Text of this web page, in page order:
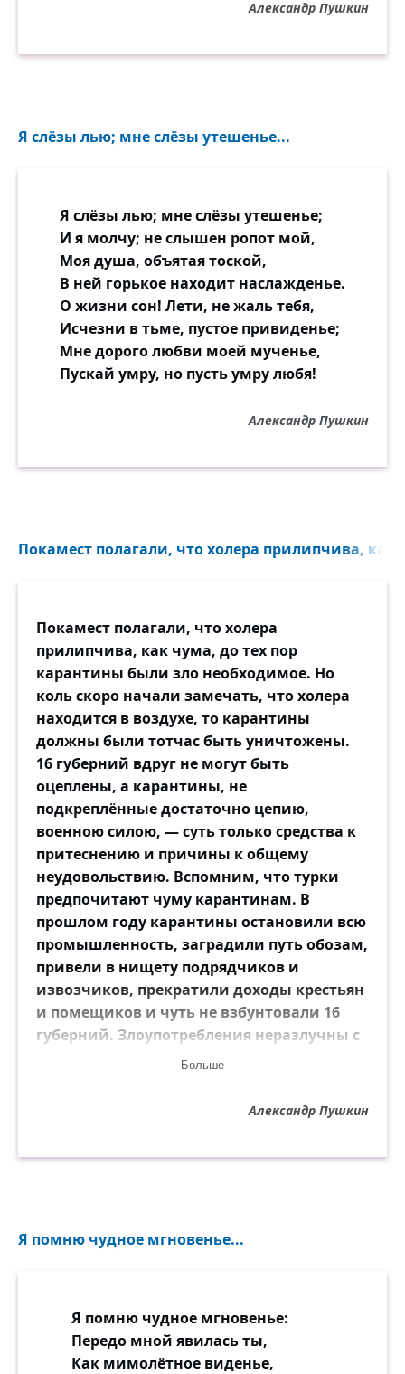
Александр Пушкин
Я слёзы лью; мне слёзы утешенье...
Я слёзы лью; мне слёзы утешенье;
И я молчу; не слышен ропот мой,
Моя душа, объятая тоской,
В ней горькое находит наслажденье.
О жизни сон! Лети, не жаль тебя,
Исчезни в тьме, пустое привиденье;
Мне дорого любви моей мученье,
Пускай умру, но пусть умру любя!
Александр Пушкин
Покамест полагали, что холера прилипчива, как
Покамест полагали, что холера
прилипчива, как чума, до тех пор
карантины были зло необходимое. Но
коль скоро начали замечать, что холера
находится в воздухе, то карантины
должны были тотчас быть уничтожены.
16 губерний вдруг не могут быть
оцеплены, а карантины, не
подкреплённые достаточно цепию,
военною силою, — суть только средства к
притеснению и причины к общему
неудовольствию. Вспомним, что турки
предпочитают чуму карантинам. В
прошлом году карантины остановили всю
промышленность, заградили путь обозам,
привели в нищету подрядчиков и
извозчиков, прекратили доходы крестьян
и помещиков и чуть не взбунтовали 16
губерний. Злоупотребления неразлучны с
карантинными постановлениями,
на то люди, ни народ. Уничтожьте
предпочтено большему и народ будет
коей признаки так близки к отраве.
Больше
Александр Пушкин
Я помню чудное мгновенье...
Я помню чудное мгновенье:
Передо мной явилась ты,
Как мимолётное виденье,